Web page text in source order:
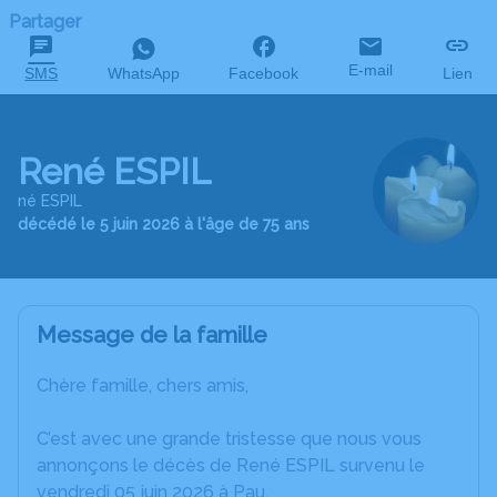
Partager
SMS WhatsApp Facebook E-mail Lien
René ESPIL
né ESPIL
décédé le 5 juin 2026 à l'âge de 75 ans
Message de la famille
Chère famille, chers amis,
C’est avec une grande tristesse que nous vous
annonçons le décès de René ESPIL survenu le
vendredi 05 juin 2026 à Pau.